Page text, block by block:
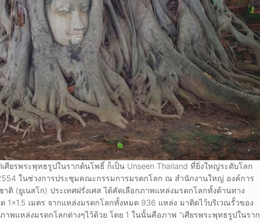
ศียรพระพุทธรูปในรากต้นโพธิ์ ก็เป็น Unseen Thailand ที่ยิ่งใหญ่ระดับโลก
ในช่วงการประชุมคณะกรรมการมรดกโลก ณ สำนักงานใหญ่ องค์การ
(ยูเนสโก) ประเทศฝรั่งเศส ได้คัดเลือกภาพแหล่งมรดกโลกทั้งด้านทาง
เมตร จากแหล่งมรดกโลกทั้งหมด 936 แหล่ง มาติดไว้บริเวณรั้วของ
พแหล่งมรดกโลกต่างๆไว้ด้วย โดย 1 ในนั้นคือภาพ “เศียรพระพุทธรูปในราก